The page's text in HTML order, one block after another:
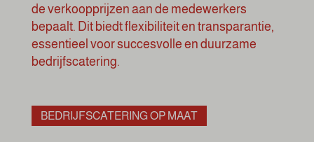
de verkoopprijzen aan de medewerkers
bepaalt. Dit biedt flexibiliteit en transparantie,
essentieel voor succesvolle en duurzame
bedrijfscatering.
BEDRIJFSCATERING OP MAAT